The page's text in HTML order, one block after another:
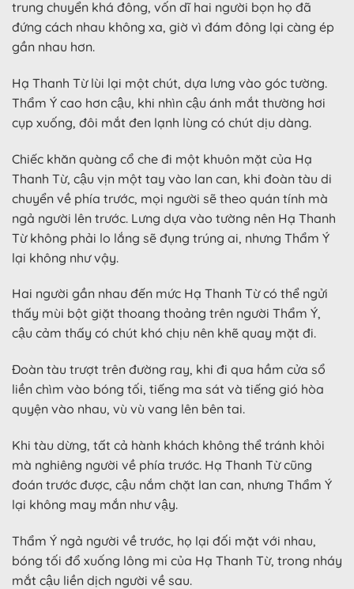
trung chuyển khá đông, vốn dĩ hai người bọn họ đã
đứng cách nhau không xa, giờ vì đám đông lại càng ép
gần nhau hơn.
Hạ Thanh Từ lùi lại một chút, dựa lưng vào góc tường.
Thẩm Ý cao hơn cậu, khi nhìn cậu ánh mắt thường hơi
cụp xuống, đôi mắt đen lạnh lùng có chút dịu dàng.
Chiếc khăn quàng cổ che đi một khuôn mặt của Hạ
Thanh Từ, cậu vịn một tay vào lan can, khi đoàn tàu di
chuyển về phía trước, mọi người sẽ theo quán tính mà
ngả người lên trước. Lưng dựa vào tường nên Hạ Thanh
Từ không phải lo lắng sẽ đụng trúng ai, nhưng Thẩm Ý
lại không như vậy.
Hai người gần nhau đến mức Hạ Thanh Từ có thể ngửi
thấy mùi bột giặt thoang thoảng trên người Thẩm Ý,
cậu cảm thấy có chút khó chịu nên khẽ quay mặt đi.
Đoàn tàu trượt trên đường ray, khi đi qua hầm cửa sổ
liền chìm vào bóng tối, tiếng ma sát và tiếng gió hòa
quyện vào nhau, vù vù vang lên bên tai.
Khi tàu dừng, tất cả hành khách không thể tránh khỏi
mà nghiêng người về phía trước. Hạ Thanh Từ cũng
đoán trước được, cậu nắm chặt lan can, nhưng Thẩm Ý
lại không may mắn như vậy.
Thẩm Ý ngả người về trước, họ lại đối mặt với nhau,
bóng tối đổ xuống lông mi của Hạ Thanh Từ, trong nháy
mắt cậu liền dịch người về sau.